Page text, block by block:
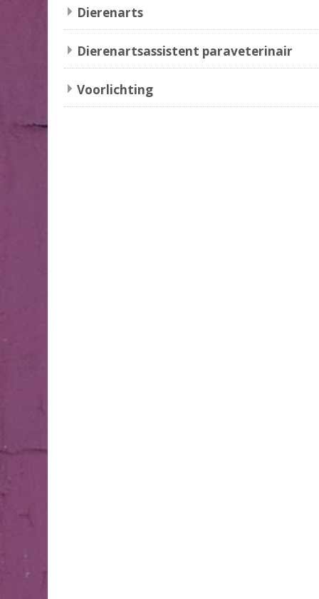
Dierenarts
Dierenartsassistent paraveterinair
Voorlichting